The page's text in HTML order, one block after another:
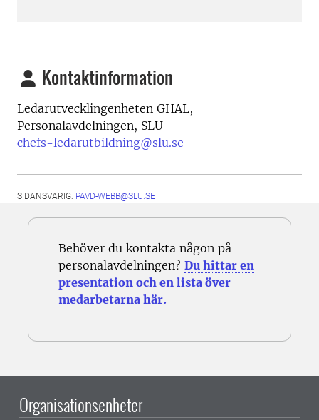
Kontaktinformation
Ledarutvecklingenheten GHAL,
Personalavdelningen, SLU
chefs-ledarutbildning@slu.se
SIDANSVARIG: PAVD-WEBB@SLU.SE
Behöver du kontakta någon på
personalavdelningen? Du hittar en
presentation och en lista över
medarbetarna här.
Organisationsenheter